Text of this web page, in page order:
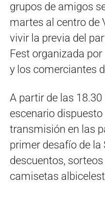
grupos de amigos
martes al centro de
vivir la previa del
Fest organizada
y los comerciantes
A partir de las
escenario
transmisión en las
primer desafío de la
descuentos,
camisetas